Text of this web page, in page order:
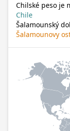
Chilské peso je
Chile
Šalamounský
Šalamounovy